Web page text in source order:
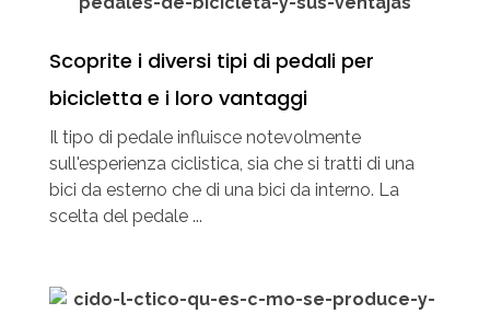
Scoprite i diversi tipi di pedali per
bicicletta e i loro vantaggi
Il tipo di pedale influisce notevolmente
sull'esperienza ciclistica, sia che si tratti di una
bici da esterno che di una bici da interno. La
scelta del pedale ...